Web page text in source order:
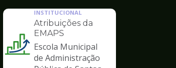
Ilustração
INSTITUCIONAL
Atribuições da
EMAPS
Escola Municipal
de Administração